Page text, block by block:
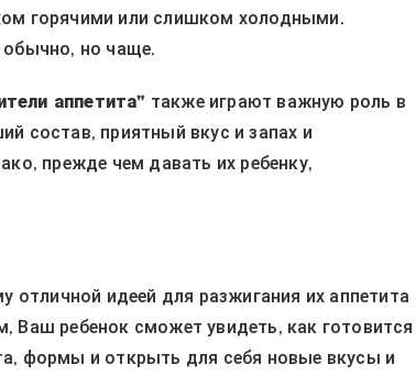
горячими или слишком холодными.
но чаще.
аппетита” также играют важную роль в
состав, приятный вкус и запах и
прежде чем давать их ребенку,
отличной идеей для разжигания их аппетита
Ваш ребенок сможет увидеть, как готовится
формы и открыть для себя новые вкусы и